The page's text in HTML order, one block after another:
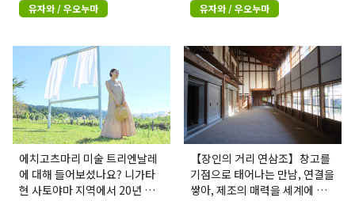
유자와 / 우오누마
유자와 / 우오누마
에치고츠마리 미술 트리엔날레
에 대해 들어보셨나요? 니가타
현 사토야마 지역에서 20년 넘
【장인의 거리 연삼조】창고를
기점으로 태어나는 만남, 연결을
쌓아, 제조의 매력을 세계에 발